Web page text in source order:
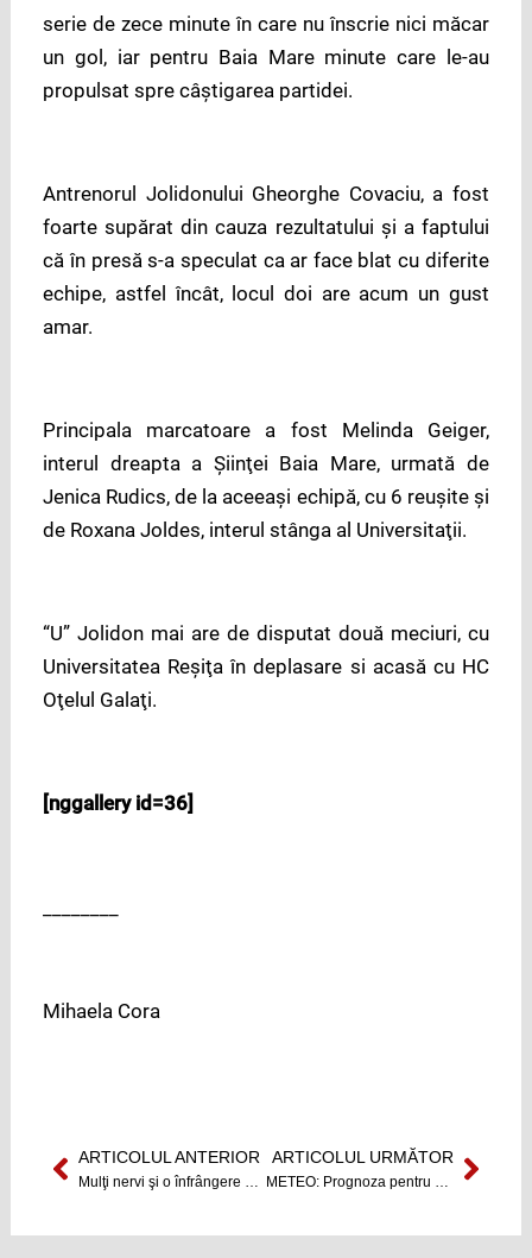
serie de zece minute în care nu înscrie nici măcar
un gol, iar pentru Baia Mare minute care le-au
propulsat spre câştigarea partidei.
Antrenorul Jolidonului Gheorghe Covaciu, a fost
foarte supărat din cauza rezultatului şi a faptului
că în presă s-a speculat ca ar face blat cu diferite
echipe, astfel încât, locul doi are acum un gust
amar.
Principala marcatoare a fost Melinda Geiger,
interul dreapta a Şiinţei Baia Mare, urmată de
Jenica Rudics, de la aceeaşi echipă, cu 6 reuşite şi
de Roxana Joldes, interul stânga al Universitaţii.
“U” Jolidon mai are de disputat două meciuri, cu
Universitatea Reşiţa în deplasare si acasă cu HC
Oţelul Galaţi.
[nggallery id=36]
Mihaela Cora
Prev
ARTICOLUL ANTERIOR
Mulţi nervi şi o înfrângere pentru Jolidon
ARTICOLUL URMĂTOR
METEO: Prognoza pentru mini-vacanţa de 1 mai Next